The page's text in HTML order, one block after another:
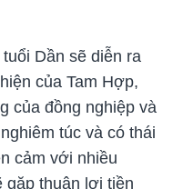
Dần sẽ diễn ra
của Tam Hợp,
của đồng nghiệp và
túc và có thái
cảm với nhiều
gặp thuận lợi tiền